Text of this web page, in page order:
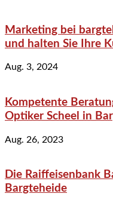
Marketing bei
und halten Sie Ihre
Aug. 3, 2024
Kompetente
Optiker Scheel in
Aug. 26, 2023
Die Raiffeisenbank
Bargteheide